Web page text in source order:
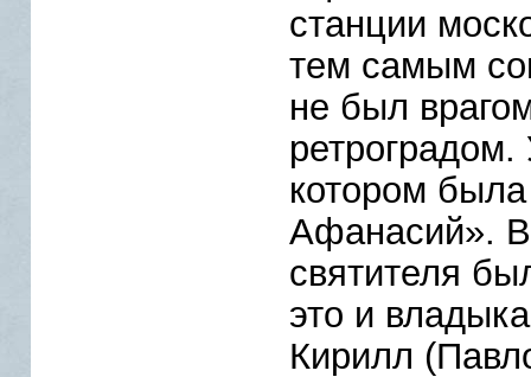
станции
тем самым
не был
котором
Афанасий».
святителя
это и
Кирилл